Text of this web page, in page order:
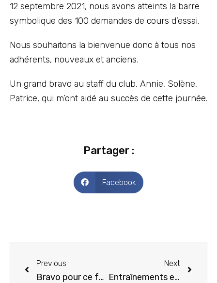
12 septembre 2021, nous avons atteints la barre
symbolique des 100 demandes de cours d’essai.
Nous souhaitons la bienvenue donc à tous nos
adhérents, nouveaux et anciens.
Un grand bravo au staff du club, Annie, Solène,
Patrice, qui m’ont aidé au succès de cette journée.
Partager :
Facebook
Previous
Bravo pour ce fabuleux spectacle !!
Next
Entraînements exceptionnels